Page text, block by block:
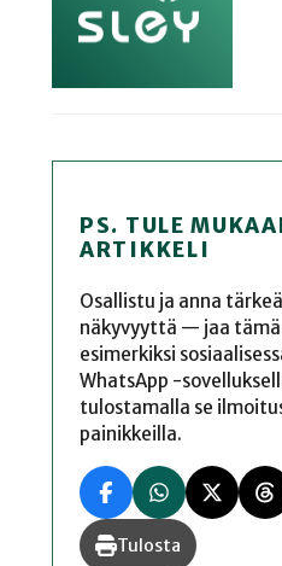
PS. TULE
ARTIKKELI
Osallistu ja anna
näkyvyyttä — jaa
esimerkiksi
WhatsApp -
tulostamalla se
painikkeilla.
Tulosta